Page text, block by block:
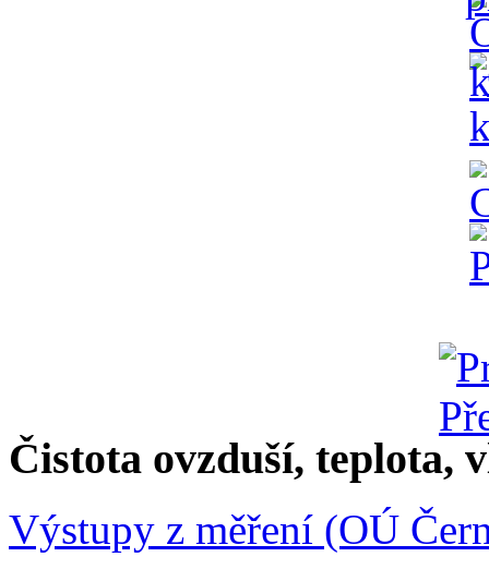
Čistota ovzduší, teplota,
Výstupy z měření (OÚ